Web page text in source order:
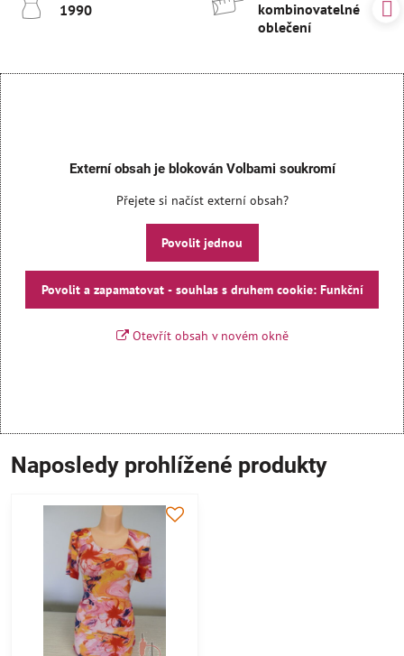
1990
kombinovatelné
oblečení
Externí obsah je blokován Volbami soukromí
Přejete si načíst externí obsah?
Povolit jednou
Povolit a zapamatovat - souhlas s druhem cookie: Funkční
Otevřít obsah v novém okně
Naposledy prohlížené produkty